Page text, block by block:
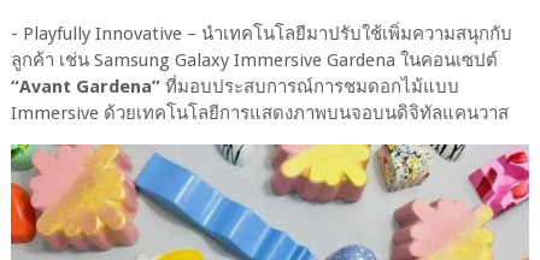
- Playfully Innovative – นำเทคโนโลยีมาปรับใช้เพิ่มความสนุกกับ
ลูกค้า เช่น Samsung Galaxy Immersive Gardena ในคอนเซปต์
“Avant Gardena”ที่มอบประสบการณ์การชมดอกไม้แบบ
Immersive ด้วยเทคโนโลยีการแสดงภาพบนจอบนดิจิทัลแคนวาส